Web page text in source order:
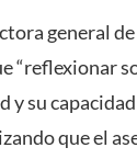
general
“reflexionar
y su
que el